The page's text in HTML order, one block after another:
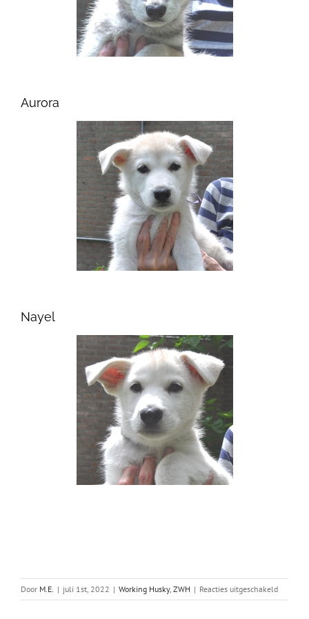
Aurora
Nayel
Door M.E. | juli 1st, 2022 | Working Husky, ZWH | Reacties uitgeschakeldvoor
Eerste